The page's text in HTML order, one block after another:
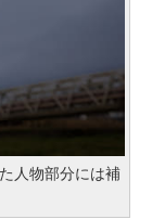
人物部分には補